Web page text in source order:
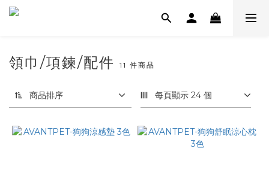
領巾/項鍊/配件 11 件商品
商品排序 每頁顯示 24 個